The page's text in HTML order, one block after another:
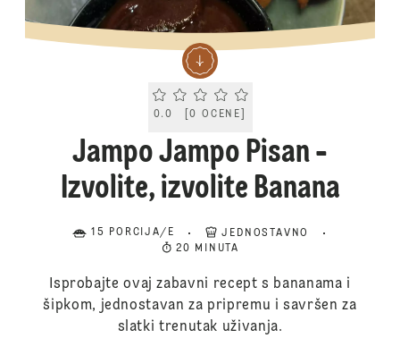
Current rating 0.0. Click to rate.
0.0 [0 OCENE
Jampo Jampo Pisan -
Izvolite, izvolite Banana
15 PORCIJA/E
JEDNOSTAVNO
20 MINUTA
Isprobajte ovaj zabavni recept s bananama i
šipkom, jednostavan za pripremu i savršen za
slatki trenutak uživanja.